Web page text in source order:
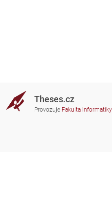
Theses.cz
Provozuje Fakulta